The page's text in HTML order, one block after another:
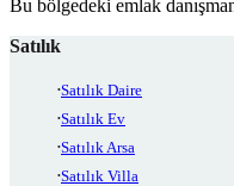
Bu bölgedeki emlak
Satılık
Satılık Daire
Satılık Ev
Satılık Arsa
Satılık Villa